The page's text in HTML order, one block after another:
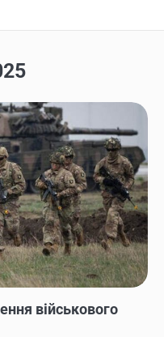
військового